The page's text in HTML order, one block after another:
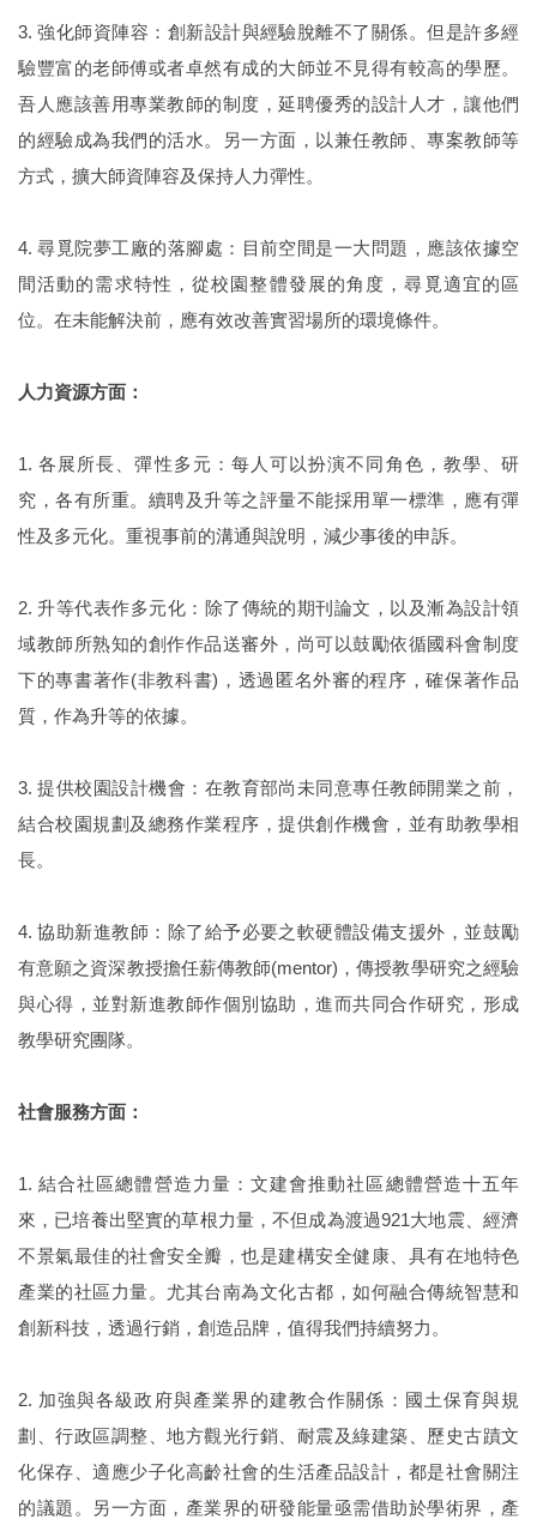
3. 強化師資陣容：創新設計與經驗脫離不了關係。但是許多經
驗豐富的老師傅或者卓然有成的大師並不見得有較高的學歷。
吾人應該善用專業教師的制度，延聘優秀的設計人才，讓他們
的經驗成為我們的活水。另一方面，以兼任教師、專案教師等
方式，擴大師資陣容及保持人力彈性。
4. 尋覓院夢工廠的落腳處：目前空間是一大問題，應該依據空
間活動的需求特性，從校園整體發展的角度，尋覓適宜的區
位。在未能解決前，應有效改善實習場所的環境條件。
人力資源方面：
1. 各展所長、彈性多元：每人可以扮演不同角色，教學、研
究，各有所重。續聘及升等之評量不能採用單一標準，應有彈
性及多元化。重視事前的溝通與說明，減少事後的申訴。
2. 升等代表作多元化：除了傳統的期刊論文，以及漸為設計領
域教師所熟知的創作作品送審外，尚可以鼓勵依循國科會制度
下的專書著作(非教科書)，透過匿名外審的程序，確保著作品
質，作為升等的依據。
3. 提供校園設計機會：在教育部尚未同意專任教師開業之前，
結合校園規劃及總務作業程序，提供創作機會，並有助教學相
長。
4. 協助新進教師：除了給予必要之軟硬體設備支援外，並鼓勵
有意願之資深教授擔任薪傳教師(mentor)，傳授教學研究之經驗
與心得，並對新進教師作個別協助，進而共同合作研究，形成
教學研究團隊。
社會服務方面：
1. 結合社區總體營造力量：文建會推動社區總體營造十五年
來，已培養出堅實的草根力量，不但成為渡過921大地震、經濟
不景氣最佳的社會安全瓣，也是建構安全健康、具有在地特色
產業的社區力量。尤其台南為文化古都，如何融合傳統智慧和
創新科技，透過行銷，創造品牌，值得我們持續努力。
2. 加強與各級政府與產業界的建教合作關係：國土保育與規
劃、行政區調整、地方觀光行銷、耐震及綠建築、歷史古蹟文
化保存、適應少子化高齡社會的生活產品設計，都是社會關注
的議題。另一方面，產業界的研發能量亟需借助於學術界，產